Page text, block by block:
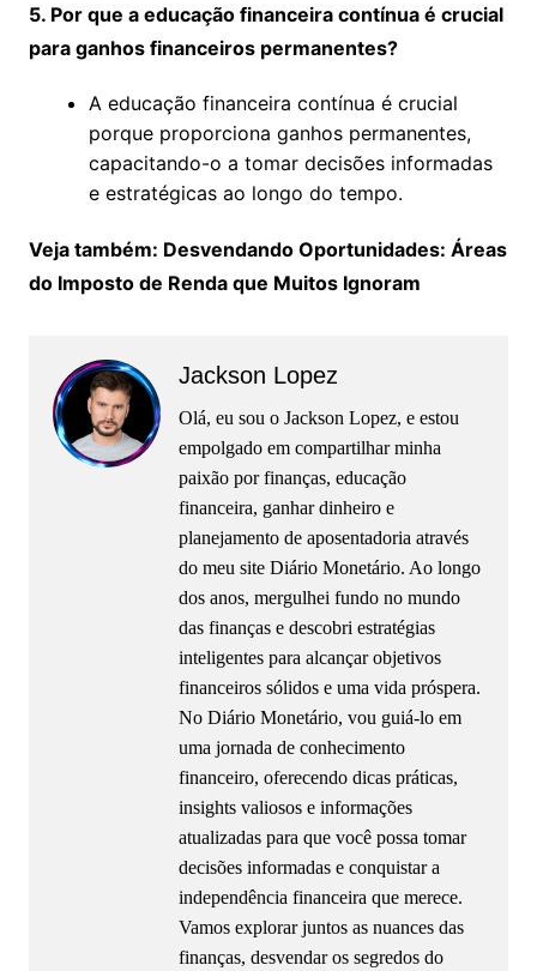
5. Por que a educação financeira contínua é crucial
para ganhos financeiros permanentes?
A educação financeira contínua é crucial
porque proporciona ganhos permanentes,
capacitando-o a tomar decisões informadas
e estratégicas ao longo do tempo.
Veja também: Desvendando Oportunidades: Áreas
do Imposto de Renda que Muitos Ignoram
Jackson Lopez
Olá, eu sou o Jackson Lopez, e estou
empolgado em compartilhar minha
paixão por finanças, educação
financeira, ganhar dinheiro e
planejamento de aposentadoria através
do meu site Diário Monetário. Ao longo
dos anos, mergulhei fundo no mundo
das finanças e descobri estratégias
inteligentes para alcançar objetivos
financeiros sólidos e uma vida próspera.
No Diário Monetário, vou guiá-lo em
uma jornada de conhecimento
financeiro, oferecendo dicas práticas,
insights valiosos e informações
atualizadas para que você possa tomar
decisões informadas e conquistar a
independência financeira que merece.
Vamos explorar juntos as nuances das
finanças, desvendar os segredos do